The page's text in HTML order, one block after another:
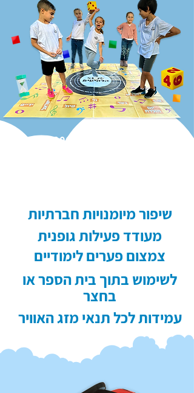
שיפור מיומנויות חברתיות
מעודד פעילות גופנית
צמצום פערים לימודיים
לשימוש בתוך בית הספר או
בחצר
עמידות לכל תנאי מזג האוויר